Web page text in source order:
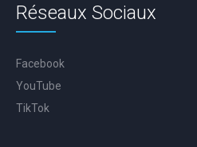
Réseaux Sociaux
Facebook
YouTube
TikTok